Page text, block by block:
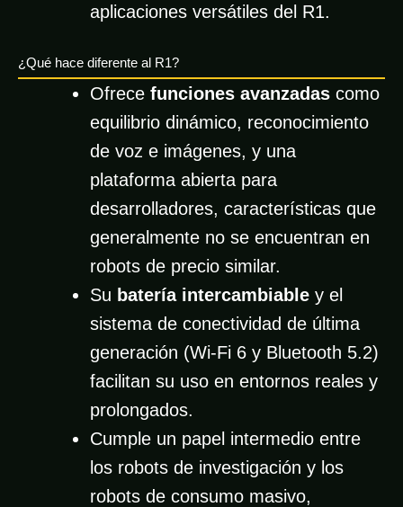
aplicaciones versátiles del R1.
¿Qué hace diferente al R1?
Ofrece funciones avanzadas como
equilibrio dinámico, reconocimiento
de voz e imágenes, y una
plataforma abierta para
desarrolladores, características que
generalmente no se encuentran en
robots de precio similar.
Su batería intercambiable y el
sistema de conectividad de última
generación (Wi-Fi 6 y Bluetooth 5.2)
facilitan su uso en entornos reales y
prolongados.
Cumple un papel intermedio entre
los robots de investigación y los
robots de consumo masivo,